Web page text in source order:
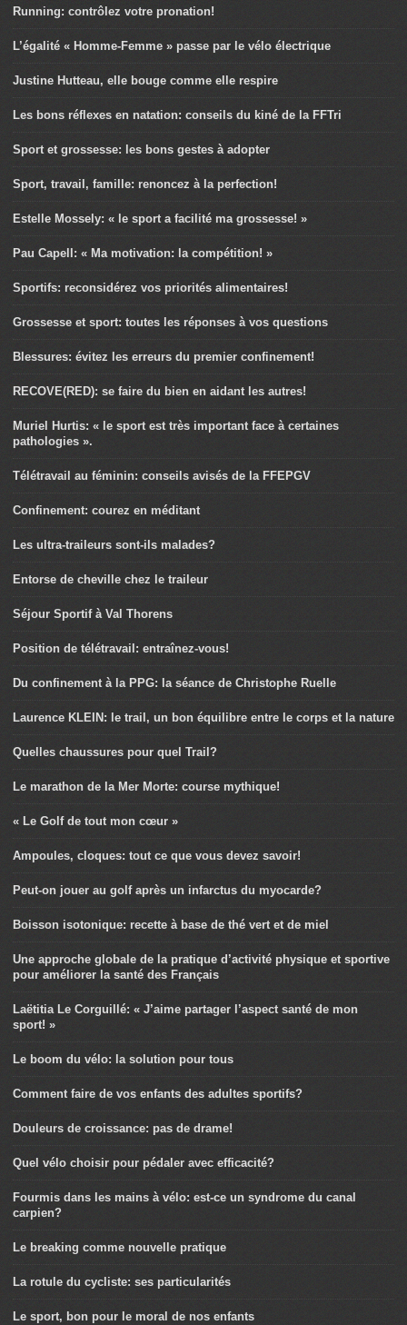
Running: contrôlez votre pronation!
L’égalité « Homme-Femme » passe par le vélo électrique
Justine Hutteau, elle bouge comme elle respire
Les bons réflexes en natation: conseils du kiné de la FFTri
Sport et grossesse: les bons gestes à adopter
Sport, travail, famille: renoncez à la perfection!
Estelle Mossely: « le sport a facilité ma grossesse! »
Pau Capell: « Ma motivation: la compétition! »
Sportifs: reconsidérez vos priorités alimentaires!
Grossesse et sport: toutes les réponses à vos questions
Blessures: évitez les erreurs du premier confinement!
RECOVE(RED): se faire du bien en aidant les autres!
Muriel Hurtis: « le sport est très important face à certaines
pathologies ».
Télétravail au féminin: conseils avisés de la FFEPGV
Confinement: courez en méditant
Les ultra-traileurs sont-ils malades?
Entorse de cheville chez le traileur
Séjour Sportif à Val Thorens
Position de télétravail: entraînez-vous!
Du confinement à la PPG: la séance de Christophe Ruelle
Laurence KLEIN: le trail, un bon équilibre entre le corps et la nature
Quelles chaussures pour quel Trail?
Le marathon de la Mer Morte: course mythique!
« Le Golf de tout mon cœur »
Ampoules, cloques: tout ce que vous devez savoir!
Peut-on jouer au golf après un infarctus du myocarde?
Boisson isotonique: recette à base de thé vert et de miel
Une approche globale de la pratique d’activité physique et sportive
pour améliorer la santé des Français
Laëtitia Le Corguillé: « J’aime partager l’aspect santé de mon
sport! »
Le boom du vélo: la solution pour tous
Comment faire de vos enfants des adultes sportifs?
Douleurs de croissance: pas de drame!
Quel vélo choisir pour pédaler avec efficacité?
Fourmis dans les mains à vélo: est-ce un syndrome du canal
carpien?
Le breaking comme nouvelle pratique
La rotule du cycliste: ses particularités
Le sport, bon pour le moral de nos enfants